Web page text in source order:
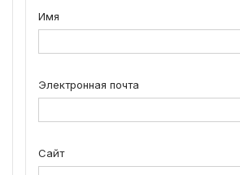
Имя
Электронная почта
Сайт